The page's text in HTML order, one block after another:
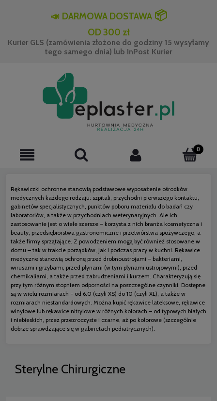
📣 DARMOWA DOSTAWA📦
OD 300 zł
Kurier GLS (zamówienia złożone do godziny 15 wysyłamy
tego samego dnia) lub InPost Kurier
Rękawiczki ochronne stanowią podstawowe wyposażenie ośrodków
medycznych każdego rodzaju: szpitali, przychodni pierwszego kontaktu,
gabinetów specjalistycznych, punktów poboru materiału do badań czy
laboratoriów, a także w przychodniach weterynaryjnych. Ale ich
zastosowanie jest o wiele szersze – korzysta z nich branża kosmetyczna i
beauty, przedsiębiorstwa gastronomiczne i przetwórstwa spożywczego, a
także firmy sprzątające. Z powodzeniem mogą być również stosowane w
domu – tak w trakcie porządków, jak i podczas pracy w kuchni. Rękawice
medyczne stanowią ochronę przed drobnoustrojami – bakteriami,
wirusami i grzybami, przed płynami (w tym płynami ustrojowymi), przed
chemikaliami, a także przed zabrudzeniami i kurzem. Charakteryzują się
przy tym różnym stopniem odporności na poszczególne czynniki. Dostępne
są w wielu rozmiarach - od 6.0 (czyli XS) do 10 (czyli XL), a także w
rozmiarach niestandardowych. Można kupić rękawice lateksowe, rękawice
winylowe lub rękawice nitrylowe w różnych kolorach – od typowych białych
i niebieskich, przez przezroczyste i czarne, aż po kolorowe (szczególnie
dobrze sprawdzające się w gabinetach pediatrycznych).
Sterylne Chirurgiczne